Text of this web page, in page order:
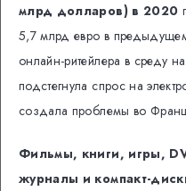
млрд долларов) в 2020
5,7 млрд евро в
онлайн-ритейлера в среду
подстегнула спрос на
создала проблемы во
Фильмы, книги, игры,
журналы и компакт-